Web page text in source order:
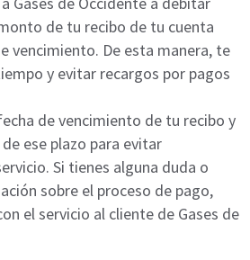
de tu recibo de tu cuenta
vencimiento. De esta manera, te
y evitar recargos por pagos
de vencimiento de tu recibo y
ese plazo para evitar
Si tienes alguna duda o
sobre el proceso de pago,
el servicio al cliente de Gases de